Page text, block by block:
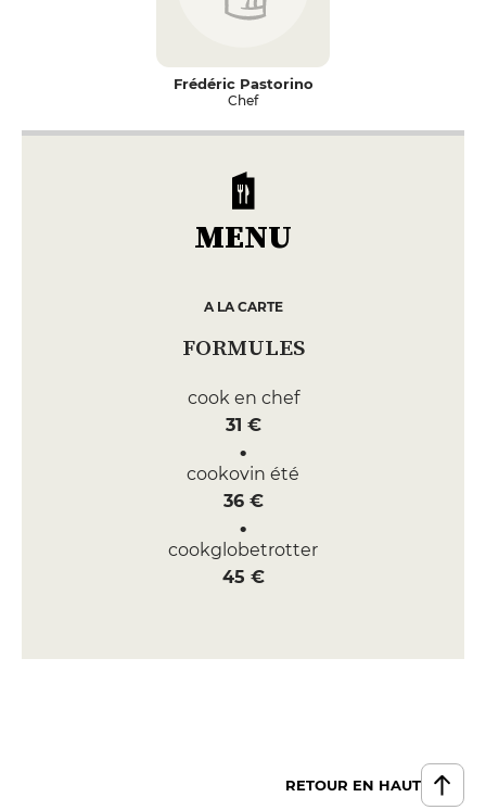
Frédéric Pastorino
Chef
MENU
A LA CARTE
FORMULES
cook en chef
31 €
cookovin été
36 €
cookglobetrotter
45 €
RETOUR EN HAUT